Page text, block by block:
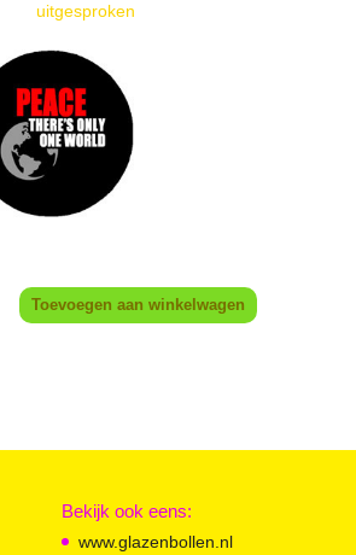
uitgesproken
Toevoegen aan winkelwagen
Bekijk ook eens:
www.glazenbollen.nl